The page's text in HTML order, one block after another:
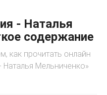
- Наталья
содержание
как прочитать онлайн
Наталья Мельниченко»